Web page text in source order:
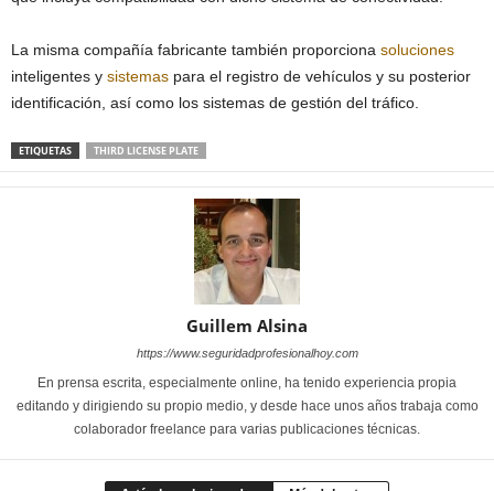
La misma compañía fabricante también proporciona soluciones
inteligentes y sistemas para el registro de vehículos y su posterior
identificación, así como los sistemas de gestión del tráfico.
ETIQUETAS THIRD LICENSE PLATE
Guillem Alsina
https://www.seguridadprofesionalhoy.com
En prensa escrita, especialmente online, ha tenido experiencia propia
editando y dirigiendo su propio medio, y desde hace unos años trabaja como
colaborador freelance para varias publicaciones técnicas.